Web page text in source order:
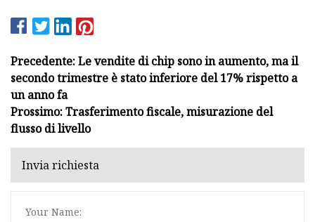
Precedente: Le vendite di chip sono in aumento, ma il
secondo trimestre è stato inferiore del 17% rispetto a
un anno fa
Prossimo: Trasferimento fiscale, misurazione del
flusso di livello
Invia richiesta